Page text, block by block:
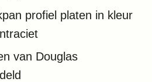
profiel platen in kleur
van Douglas